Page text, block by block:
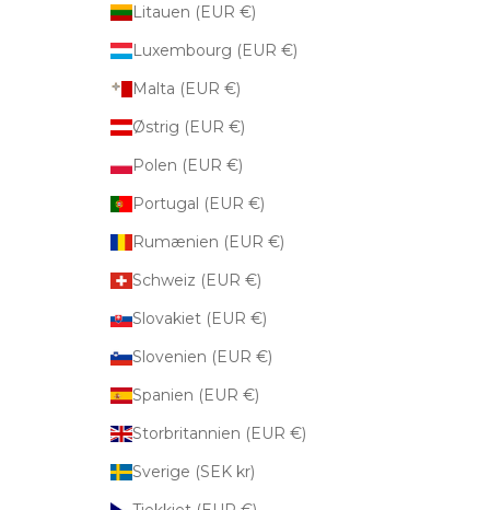
Litauen (EUR €)
Luxembourg (EUR €)
Malta (EUR €)
Østrig (EUR €)
Polen (EUR €)
Portugal (EUR €)
Rumænien (EUR €)
Schweiz (EUR €)
Slovakiet (EUR €)
Slovenien (EUR €)
Spanien (EUR €)
Storbritannien (EUR €)
Sverige (SEK kr)